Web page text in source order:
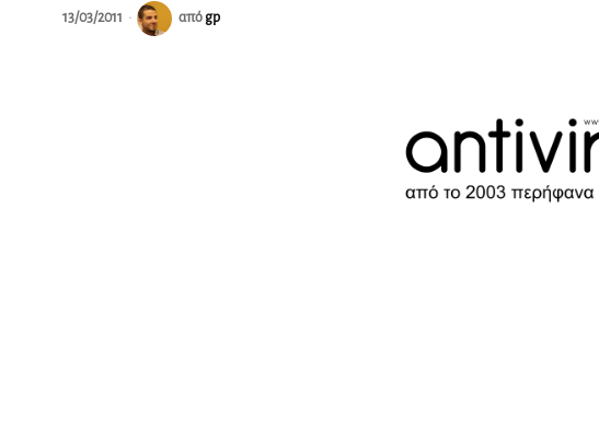
13/03/2011 από gp